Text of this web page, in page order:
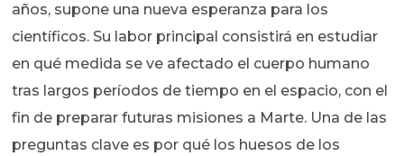
años, supone una nueva esperanza para los
científicos. Su labor principal consistirá en estudiar
en qué medida se ve afectado el cuerpo humano
tras largos períodos de tiempo en el espacio, con el
fin de preparar futuras misiones a Marte. Una de las
preguntas clave es por qué los huesos de los